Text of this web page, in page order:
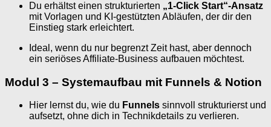
Du erhältst einen strukturierten „1-Click Start“-Ansatz
mit Vorlagen und KI-gestützten Abläufen, der dir den
Einstieg stark erleichtert.
Ideal, wenn du nur begrenzt Zeit hast, aber dennoch
ein seriöses Affiliate-Business aufbauen möchtest.
Modul 3 – Systemaufbau mit Funnels & Notion
Hier lernst du, wie du Funnels sinnvoll strukturierst und
aufsetzt, ohne dich in Technikdetails zu verlieren.